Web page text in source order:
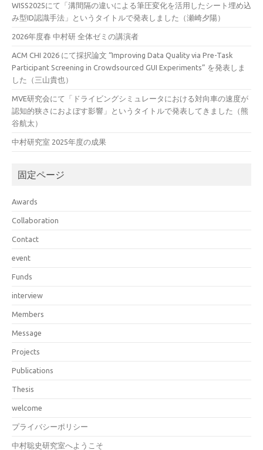
WISS2025にて「溝間隔の違いによる筆圧変化を活用したシート埋め込
み型ID認識手法」というタイトルで発表しました（瀬崎夕陽）
2026年度春 中村研 全体ゼミの講演者
ACM CHI 2026 にて採択論文 “Improving Data Quality via Pre-Task
Participant Screening in Crowdsourced GUI Experiments” を発表しま
した（三山貴也）
MVE研究会にて「ドライビングシミュレータにおける対向車の速度が
認知的狭さにおよぼす影響」というタイトルで発表してきました（熊
谷航太）
中村研究室 2025年度の成果
固定ページ
Awards
Collaboration
Contact
event
Funds
interview
Members
Message
Projects
Publications
Thesis
welcome
プライバシーポリシー
中村聡史研究室へようこそ